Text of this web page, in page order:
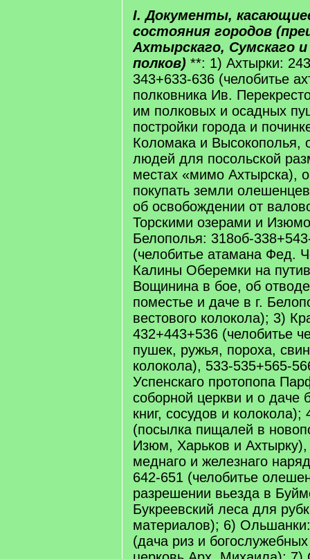
I. Документы,
состояния городов
Ахтырскаго, Сумскаго и
полков) **: 1) Ахтырки:
343+633-636 (челобитье
полковника Ив.
им полковых и осадных
постройки города и
Коломака и Высокополья,
людей для посольской
местах «мимо Ахтырска),
покупать земли
об освобождении от
Торскими озерами и
Белополья: 318об-
(челобитье атамана Фед.
Калины Оберемки на
Вощинина в бое, об
поместье и даче в г.
вестового колокола); 3)
432+443+536 (челобитье
пушек, ружья, пороха,
колокола), 533-535+565-
Успенскаго протопопа
соборной церкви и о даче
книг, сосудов и колокола);
(посылка пищалей в
Изюм, Харьков и
меднаго и железнаго
642-651 (челобитье
разрешении вьезда в
Букреевский леса для
материалов); 6)
(дача риз и